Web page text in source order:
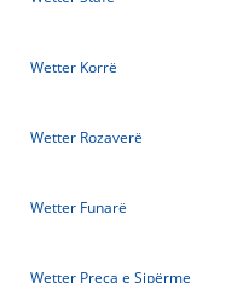
Wetter Korrë
Wetter Rozaverë
Wetter Funarë
Wetter Preça e Sipërme